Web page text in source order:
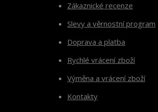
Zákaznické recenze
Slevy a věrnostní program
Doprava a platba
Rychlé vrácení zboží
Výměna a vrácení zboží
Kontakty